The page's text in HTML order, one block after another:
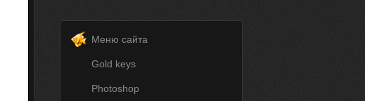
Меню сайта
Gold keys
Photoshop